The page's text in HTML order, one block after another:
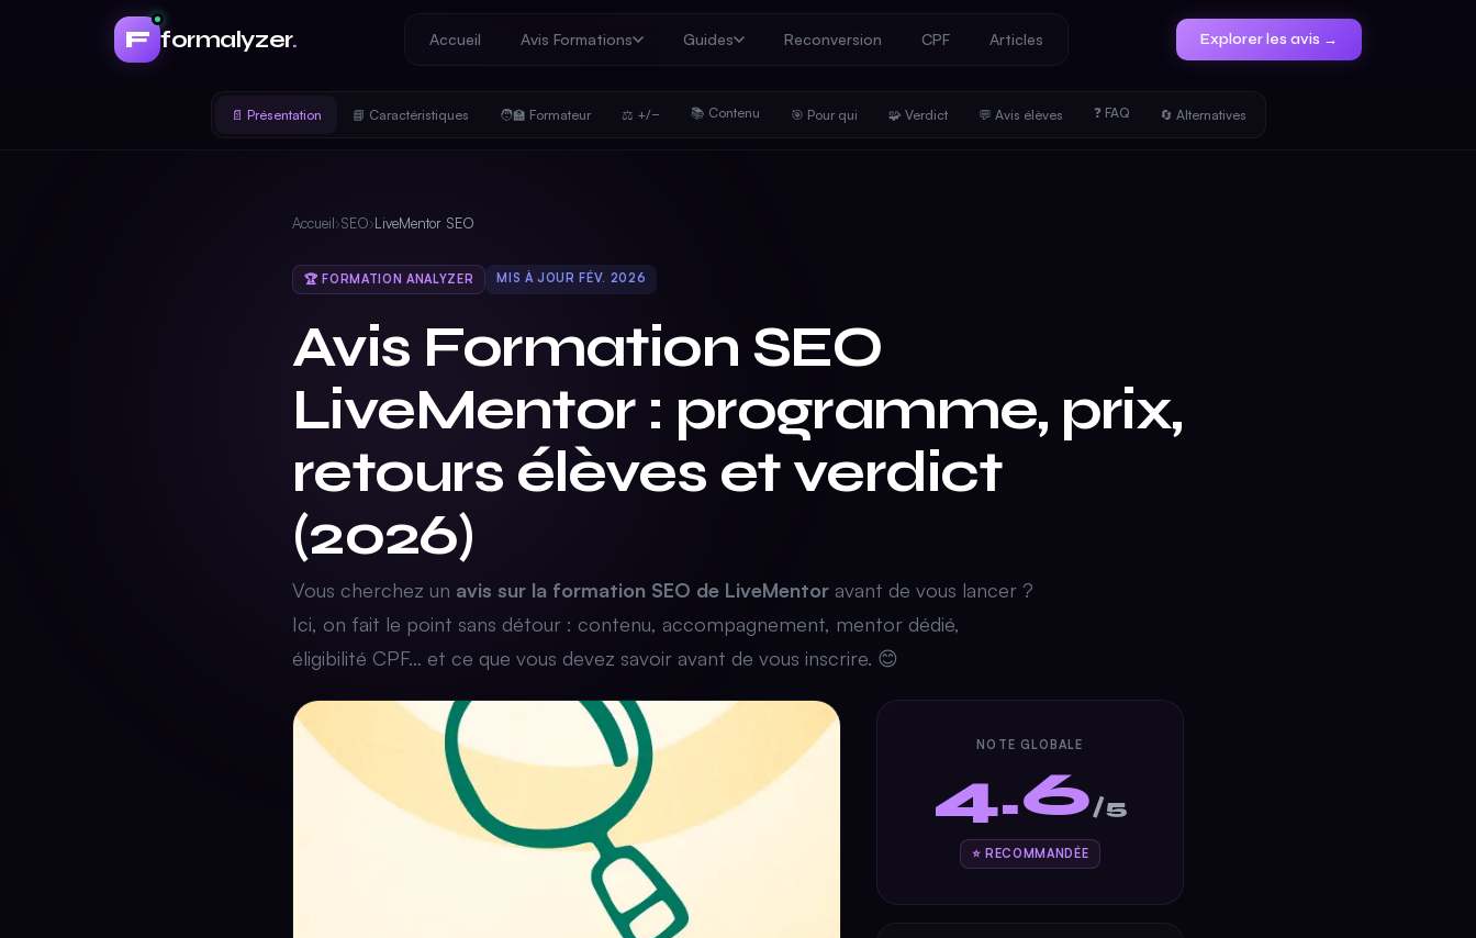
F formalyzer. Accueil Avis Formations Guides Reconversion CPF Articles Explorer les avis →
📄 Présentation 📘 Caractéristiques 🧑‍🏫 Formateur ⚖️ +/− 📚 Contenu 🎯 Pour qui 🧩 Verdict 💬 Avis élèves ❓ FAQ 🔄 Alternatives
Accueil›SEO›LiveMentor SEO
🏆 FORMATION ANALYZER MIS À JOUR FÉV. 2026
Avis Formation SEO
LiveMentor : programme, prix,
retours élèves et verdict
(2026)
Vous cherchez un avis sur la formation SEO de LiveMentor avant de vous lancer ?
Ici, on fait le point sans détour : contenu, accompagnement, mentor dédié,
éligibilité CPF… et ce que vous devez savoir avant de vous inscrire. 😊
NOTE GLOBALE
4.6/5
⭐ RECOMMANDÉE